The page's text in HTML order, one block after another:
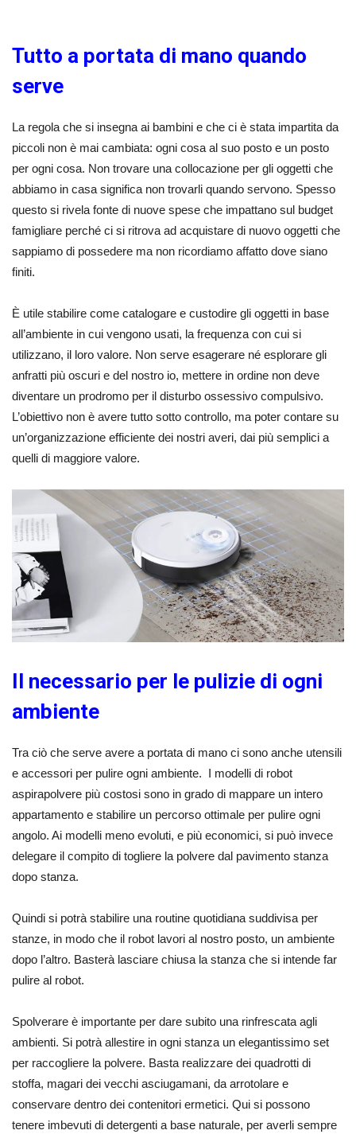
Tutto a portata di mano quando
serve
La regola che si insegna ai bambini e che ci è stata impartita da
piccoli non è mai cambiata: ogni cosa al suo posto e un posto
per ogni cosa. Non trovare una collocazione per gli oggetti che
abbiamo in casa significa non trovarli quando servono. Spesso
questo si rivela fonte di nuove spese che impattano sul budget
famigliare perché ci si ritrova ad acquistare di nuovo oggetti che
sappiamo di possedere ma non ricordiamo affatto dove siano
finiti.
È utile stabilire come catalogare e custodire gli oggetti in base
all’ambiente in cui vengono usati, la frequenza con cui si
utilizzano, il loro valore. Non serve esagerare né esplorare gli
anfratti più oscuri e del nostro io, mettere in ordine non deve
diventare un prodromo per il disturbo ossessivo compulsivo.
L’obiettivo non è avere tutto sotto controllo, ma poter contare su
un’organizzazione efficiente dei nostri averi, dai più semplici a
quelli di maggiore valore.
Il necessario per le pulizie di ogni
ambiente
Tra ciò che serve avere a portata di mano ci sono anche utensili
e accessori per pulire ogni ambiente. I modelli di robot
aspirapolvere più costosi sono in grado di mappare un intero
appartamento e stabilire un percorso ottimale per pulire ogni
angolo. Ai modelli meno evoluti, e più economici, si può invece
delegare il compito di togliere la polvere dal pavimento stanza
dopo stanza.
Quindi si potrà stabilire una routine quotidiana suddivisa per
stanze, in modo che il robot lavori al nostro posto, un ambiente
dopo l’altro. Basterà lasciare chiusa la stanza che si intende far
pulire al robot.
Spolverare è importante per dare subito una rinfrescata agli
ambienti. Si potrà allestire in ogni stanza un elegantissimo set
per raccogliere la polvere. Basta realizzare dei quadrotti di
stoffa, magari dei vecchi asciugamani, da arrotolare e
conservare dentro dei contenitori ermetici. Qui si possono
tenere imbevuti di detergenti a base naturale, per averli sempre